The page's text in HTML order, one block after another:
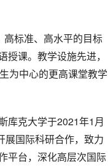
高标准、高水平的目标
课。教学设施先进，
为中心的更高课堂教学
库克大学于2021年1月
展国际科研合作，致力
平台，深化高层次国际